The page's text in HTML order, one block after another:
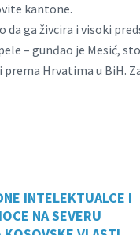
kantone.
da ga živcira i visoki
– gunđao je Mesić,
Hrvatima u BiH.
INTELEKTUALCE I
NA SEVERU